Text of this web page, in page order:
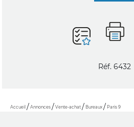
Accueil Annonces Vente-achat Bureaux Paris 9
Réf. 6432